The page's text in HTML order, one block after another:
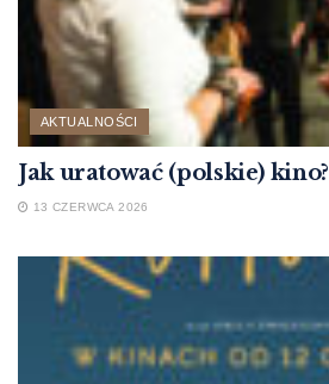
AKTUALNOŚCI
Jak uratować (polskie) kino?
13 CZERWCA 2026